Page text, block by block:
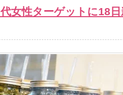
女性ターゲットに18日